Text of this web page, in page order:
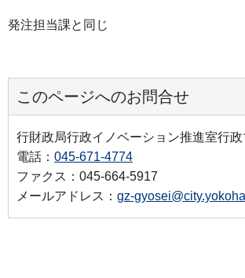
発注担当課と同じ
このページへのお問合せ
行財政局行政イノベーション推進室行
電話： 045-671-4774
ファクス：045-664-5917
メールアドレス： gz-